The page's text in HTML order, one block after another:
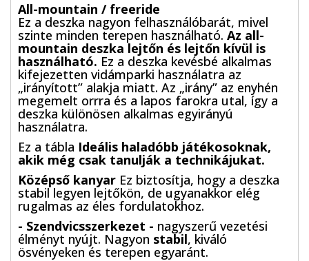
All-mountain / freeride
Ez a deszka nagyon felhasználóbarát, mivel
szinte minden terepen használható. Az all-
mountain deszka lejtőn és lejtőn kívül is
használható. Ez a deszka kevésbé alkalmas
kifejezetten vidámparki használatra az
„irányított” alakja miatt. Az „irány” az enyhén
megemelt orrra és a lapos farokra utal, így a
deszka különösen alkalmas egyirányú
használatra.
Ez a tábla Ideális haladóbb játékosoknak,
akik még csak tanulják a technikájukat.
Középső kanyar Ez biztosítja, hogy a deszka
stabil legyen lejtőkön, de ugyanakkor elég
rugalmas az éles fordulatokhoz.
- Szendvicsszerkezet - nagyszerű vezetési
élményt nyújt. Nagyon stabil, kiváló
ösvényeken és terepen egyaránt.